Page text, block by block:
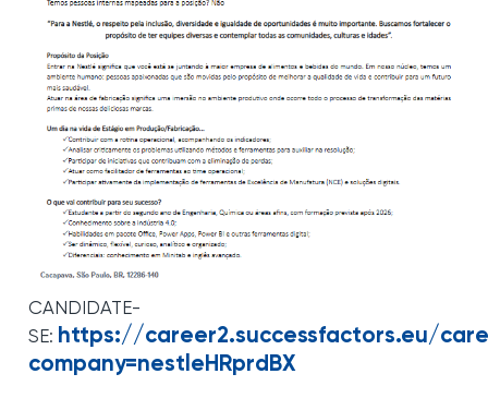
CANDIDATE-
SE: https://career2.successfactors.eu/
company=nestleHRprdBX